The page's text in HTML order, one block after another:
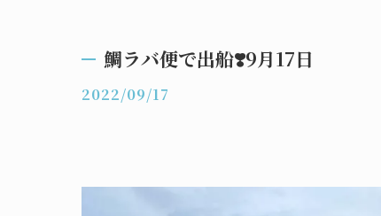
鯛ラバ便で出船❣️9月17日
2022/09/17